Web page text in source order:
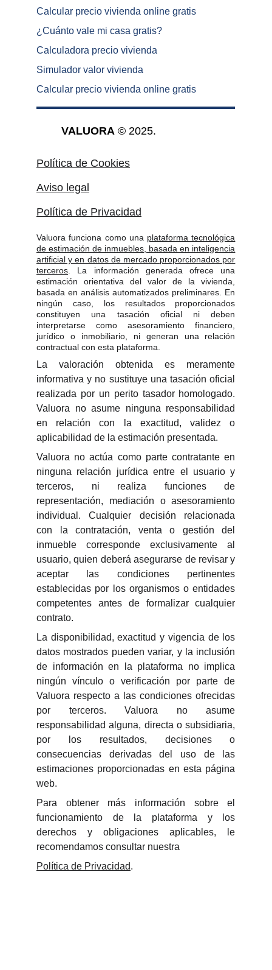
Valuora funciona como una plataforma tecnológica
de estimación de inmuebles, basada en inteligencia
artificial y en datos de mercado proporcionados por
terceros . La información generada ofrece una
estimación orientativa del valor de la vivienda,
basada en análisis automatizados preliminares. En
ningún caso, los resultados proporcionados
constituyen una tasación oficial ni deben
interpretarse como asesoramiento financiero,
jurídico o inmobiliario, ni generan una relación
contractual con esta plataforma.
La valoración obtenida es meramente
informativa y no sustituye una tasación oficial
realizada por un perito tasador homologado.
Valuora no asume ninguna responsabilidad
en relación con la exactitud, validez o
aplicabilidad de la estimación presentada.
Valuora no actúa como parte contratante en
ninguna relación jurídica entre el usuario y
terceros, ni realiza funciones de
representación, mediación o asesoramiento
individual. Cualquier decisión relacionada
con la contratación, venta o gestión del
inmueble corresponde exclusivamente al
usuario, quien deberá asegurarse de revisar y
aceptar las condiciones pertinentes
establecidas por los organismos o entidades
competentes antes de formalizar cualquier
contrato.
La disponibilidad, exactitud y vigencia de los
datos mostrados pueden variar, y la inclusión
de información en la plataforma no implica
ningún vínculo o verificación por parte de
Valuora respecto a las condiciones ofrecidas
por terceros. Valuora no asume
responsabilidad alguna, directa o subsidiaria,
por los resultados, decisiones o
consecuencias derivadas del uso de las
estimaciones proporcionadas en esta página
web.
Para obtener más información sobre el
funcionamiento de la plataforma y los
derechos y obligaciones aplicables, le
recomendamos consultar nuestra
Política de Privacidad.
VALUORA © 2025.
Aviso legal
Política de Privacidad
Política de Cookies
Calcular precio vivienda online gratis
¿ Cuánto vale mi casa gratis?
Calculadora precio vivienda
Simulador valor vivienda
Calcular precio vivienda online gratis